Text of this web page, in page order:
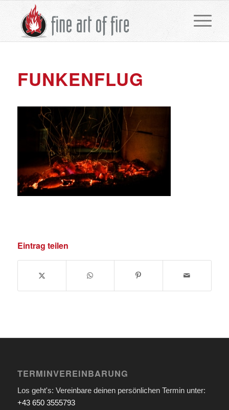
FUNKENFLUG
Eintrag teilen
TERMINVEREINBARUNG
Los geht's: Vereinbare deinen persönlichen Termin unter:
+43 650 3555793